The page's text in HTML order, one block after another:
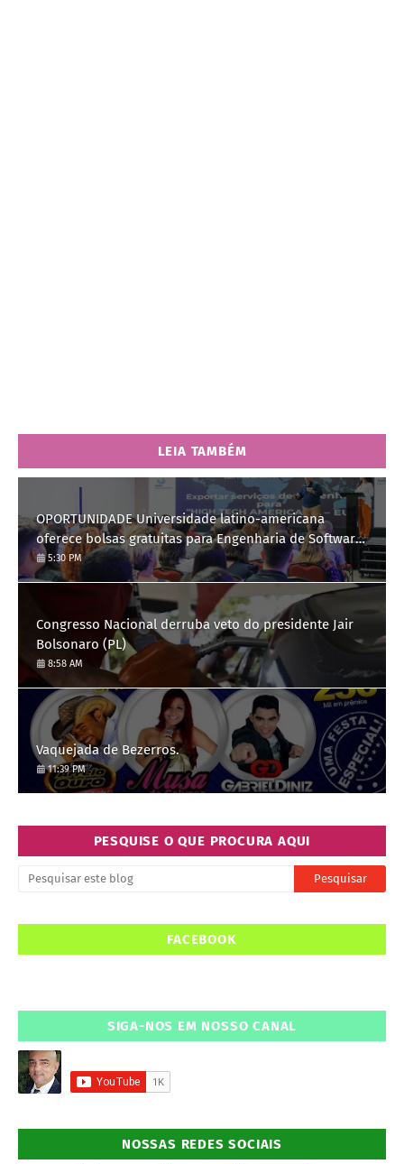
LEIA TAMBÉM
OPORTUNIDADE Universidade latino-americana
oferece bolsas gratuitas para Engenharia de Software;
saiba como se candidatar
5:30 PM
Congresso Nacional derruba veto do presidente Jair
Bolsonaro (PL)
8:58 AM
Vaquejada de Bezerros.
11:39 PM
PESQUISE O QUE PROCURA AQUI
FACEBOOK
SIGA-NOS EM NOSSO CANAL
NOSSAS REDES SOCIAIS